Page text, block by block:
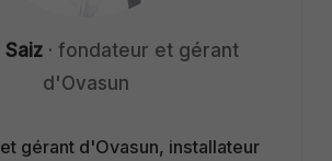
Saiz · fondateur et gérant
d'Ovasun
gérant d'Ovasun, installateur